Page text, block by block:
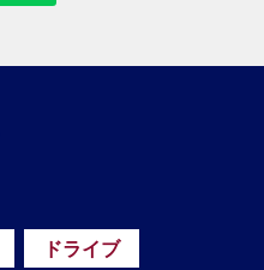
ドライブ